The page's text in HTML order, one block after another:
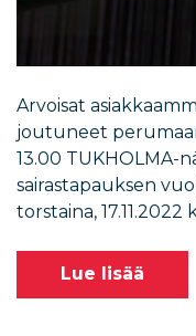
Arvoisat
joutuneet
13.00 TUKHOLMA-
sairastapauksen
torstaina,
Lue lisää